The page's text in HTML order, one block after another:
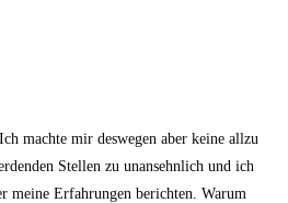
machte mir deswegen aber keine allzu
Stellen zu unansehnlich und ich
meine Erfahrungen berichten. Warum